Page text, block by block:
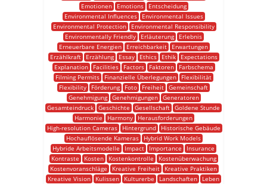
Emotionen
Emotions
Entscheidung
Environmental Influences
Environmental Issues
Environmental Protection
Environmental Responsibility
Environmentally Friendly
Erläuterung
Erlebnis
Erneuerbare Energien
Erreichbarkeit
Erwartungen
Erzählkraft
Erzählung Essay Ethics Ethik
Expectations
Explanation
Facilities Factors Faktoren
Farbschema
Filming Permits
Finanzielle Überlegungen
Flexibilität
Flexibility
Förderung Foto Freiheit Gemeinschaft
Genehmigung
Genehmigungen
Generatoren
Gesamteindruck Geschichte Gesellschaft Goldene Stunde
Harmonie
Harmony
Herausforderungen
High-resolution Cameras
Hintergrund
Historische Gebäude
Hochauflösende Kameras
Hybrid Work Models
Hybride Arbeitsmodelle
Impact Importance
Insurance
Kontraste
Kosten Kostenkontrolle
Kostenüberwachung
Kostenvoranschläge
Kreative Freiheit
Kreative Praktiken
Kreative Vision
Kulissen Kulturerbe Landschaften
Leben